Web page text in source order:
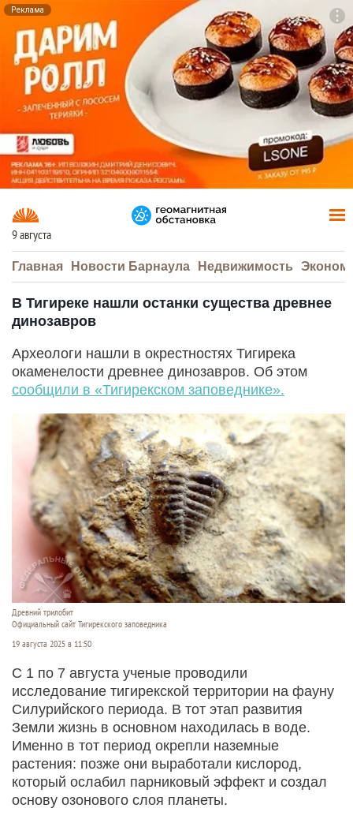
Реклама
9 августа
Главная Новости Барнаула Недвижимость
В Тигиреке нашли останки существа древнее
динозавров
Археологи нашли в окрестностях Тигирека
окаменелости древнее динозавров. Об этом
сообщили в «Тигирекском заповеднике».
Древний трилобит
Официальный сайт Тигирекского заповедника
19 августа 2025 в 11:50
С 1 по 7 августа ученые проводили
исследование тигирекской территории на фауну
Силурийского периода. В тот этап развития
Земли жизнь в основном находилась в воде.
Именно в тот период окрепли наземные
растения: позже они выработали кислород,
который ослабил парниковый эффект и создал
основу озонового слоя планеты.